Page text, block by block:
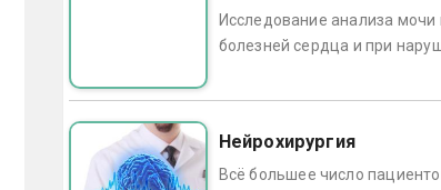
Исследование анализа мочи
болезней сердца и при
Нейрохирургия
Всё большее число